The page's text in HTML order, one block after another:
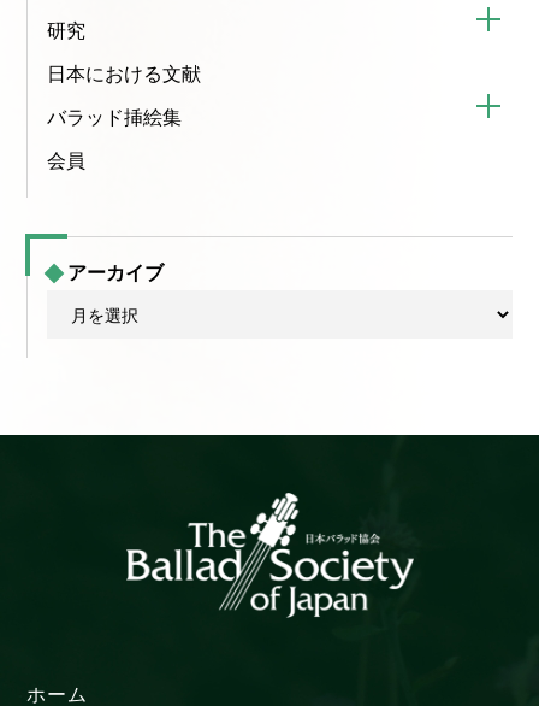
研究
日本における文献
バラッド挿絵集
会員
アーカイブ
ブ
ホーム